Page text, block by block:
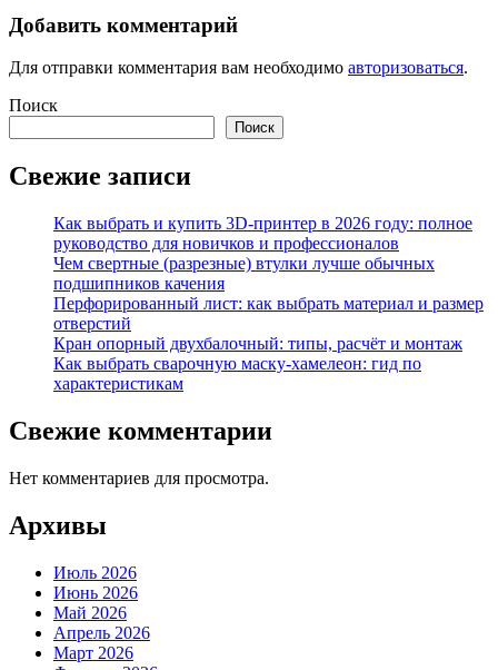
Добавить комментарий
Для отправки комментария вам необходимо авторизоваться.
Поиск
Поиск
Свежие записи
Как выбрать и купить 3D-принтер в 2026 году: полное
руководство для новичков и профессионалов
Чем свертные (разрезные) втулки лучше обычных
подшипников качения
Перфорированный лист: как выбрать материал и размер
отверстий
Кран опорный двухбалочный: типы, расчёт и монтаж
Как выбрать сварочную маску-хамелеон: гид по
характеристикам
Свежие комментарии
Нет комментариев для просмотра.
Архивы
Июль 2026
Июнь 2026
Май 2026
Апрель 2026
Март 2026